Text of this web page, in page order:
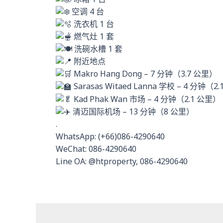
空调 4 台
洗衣机 1 台
燃气灶 1 套
洗碗水槽 1 套
附近地点
Makro Hang Dong – 7 分钟（3.7 公里）
Sarasas Witaed Lanna 学校 – 4 分钟（2.1
Kad Phak Wan 市场 – 4 分钟（2.1 公里）
清迈国际机场 – 13 分钟（8 公里）
.
WhatsApp: (+66)086-4290640
WeChat: 086-4290640
Line OA: @htproperty, 086-4290640